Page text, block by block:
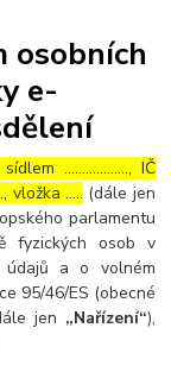
osobních
e-
………………, IČ
vložka ….. (dále jen
parlamentu
fyzických osob v
údajů a o volném
95/46/ES (obecné
jen „Nařízení“),